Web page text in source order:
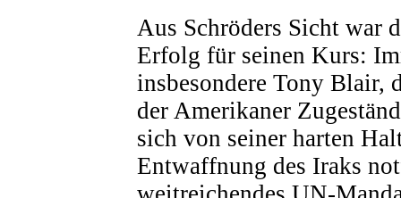
Aus Schröders Sicht war
Erfolg für seinen Kurs:
insbesondere Tony Blair,
der Amerikaner
sich von seiner harten
Entwaffnung des Iraks